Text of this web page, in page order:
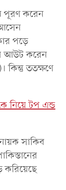
পূরণ করেন
আসেন
পড়ে
আউট করেন
কিন্তু ততক্ষণে
নিয়ে টপ এন্ড
সাকিব
করিয়েছে